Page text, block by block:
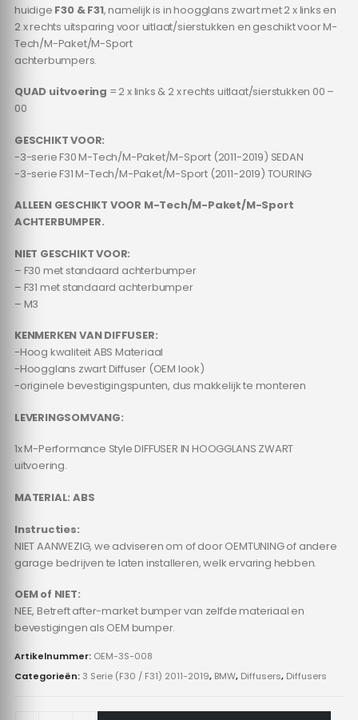
huidige F30 & F31, namelijk is in hoogglans zwart met 2 x links en
2 x rechts uitsparing voor uitlaat/sierstukken en geschikt voor M-
Tech/M-Paket/M-Sport
achterbumpers.
QUAD uitvoering = 2 x links & 2 x rechts uitlaat/sierstukken 00 –
00
GESCHIKT VOOR:
-3-serie F30 M-Tech/M-Paket/M-Sport (2011-2019) SEDAN
-3-serie F31 M-Tech/M-Paket/M-Sport (2011-2019) TOURING
ALLEEN GESCHIKT VOOR M-Tech/M-Paket/M-Sport
ACHTERBUMPER.
NIET GESCHIKT VOOR:
– F30 met standaard achterbumper
– F31 met standaard achterbumper
– M3
KENMERKEN VAN DIFFUSER:
-Hoog kwaliteit ABS Materiaal
-Hoogglans zwart Diffuser (OEM look)
-originele bevestigingspunten, dus makkelijk te monteren
LEVERINGSOMVANG:
1x M-Performance Style DIFFUSER IN HOOGGLANS ZWART
uitvoering.
MATERIAL: ABS
Instructies:
NIET AANWEZIG, we adviseren om of door OEMTUNING of andere
garage bedrijven te laten installeren, welk ervaring hebben.
OEM of NIET:
NEE, Betreft after-market bumper van zelfde materiaal en
bevestigingen als OEM bumper.
Artikelnummer: OEM-3S-008
Categorieën:3 Serie (F30 / F31) 2011-2019, BMW, Diffusers, Diffusers